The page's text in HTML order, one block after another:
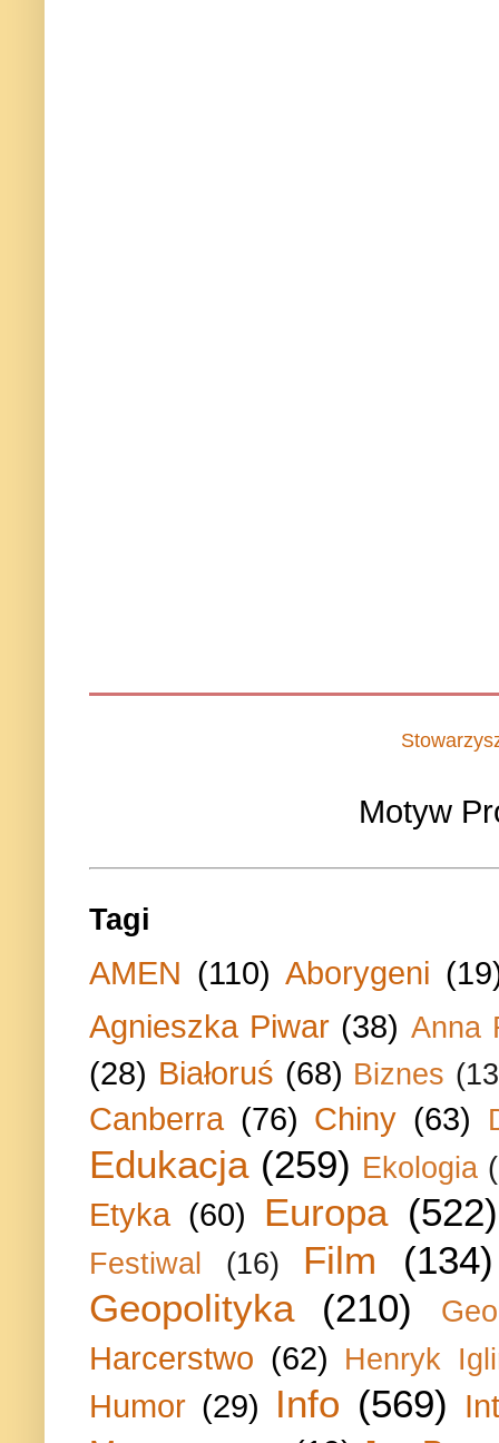
Motyw
Tagi
AMEN (110) Aborygeni
Agnieszka Piwar (38) Anna
(28) Białoruś (68) Biznes
Canberra (76) Chiny (63)
Edukacja (259) Ekologia
Etyka (60) Europa (522)
Festiwal (16) Film
(134)
Geopolityka
(210)
Harcerstwo (62) Henryk
Humor (29) Info (569)